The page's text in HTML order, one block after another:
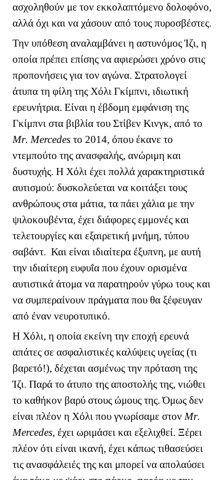
ασχοληθούν με τον εκκολαπτόμενο δολοφόνο,
αλλά όχι και να χάσουν από τους πυροσβέστες.
Την υπόθεση αναλαμβάνει η αστυνόμος Ίζι, η
οποία πρέπει επίσης να αφιερώσει χρόνο στις
προπονήσεις για τον αγώνα. Στρατολογεί
άτυπα τη φίλη της Χόλι Γκίμπνι, ιδιωτική
ερευνήτρια. Είναι η έβδομη εμφάνιση της
Γκίμπνι στα βιβλία του Στίβεν Κινγκ, από το
Mr. Mercedes τo 2014, όπου έκανε το
ντεμπούτο της ανασφαλής, ανώριμη και
δυστυχής. Η Χόλι έχει πολλά χαρακτηριστικά
αυτισμού: δυσκολεύεται να κοιτάξει τους
ανθρώπους στα μάτια, τα πάει χάλια με την
ψιλοκουβέντα, έχει διάφορες εμμονές και
τελετουργίες και εξαιρετική μνήμη, τύπου
σαβάντ. Και είναι ιδιαίτερα έξυπνη, με αυτή
την ιδιαίτερη ευφυΐα που έχουν ορισμένα
αυτιστικά άτομα να παρατηρούν γύρω τους και
να συμπεραίνουν πράγματα που θα ξέφευγαν
από έναν νευροτυπικό.
Η Χόλι, η οποία εκείνη την εποχή ερευνά
απάτες σε ασφαλιστικές καλύψεις υγείας (τι
βαρετό!), δέχεται ασμένως την πρόταση της
Ίζι. Παρά το άτυπο της αποστολής της, νιώθει
το καθήκον βαρύ στους ώμους της. Όμως δεν
είναι πλέον η Χόλι που γνωρίσαμε στον Μr.
Mercedes, έχει ωριμάσει και εξελιχθεί. Ξέρει
πλέον ότι είναι ικανή, έχει κάπως τιθασεύσει
τις ανασφάλειές της και μπορεί να απολαύσει